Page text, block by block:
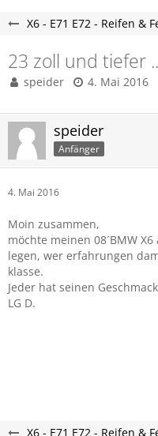
X6 - E71 E72 - Reifen &
23 zoll und tiefer
speider 4. Mai 2016
speider
Anfänger
4. Mai 2016
Moin zusammen,
möchte meinen 08´BMW
legen, wer erfahrungen
klasse.
Jeder hat seinen
LG D.
X6 - E71 E72 - Reifen &